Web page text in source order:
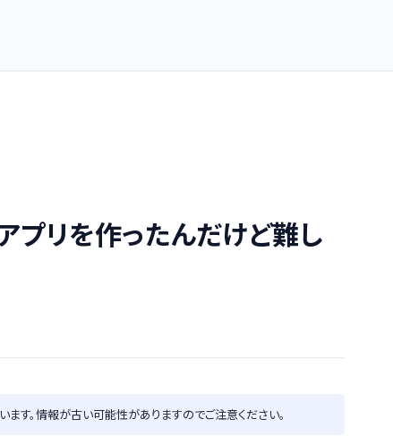
プリを作ったんだけど難し
す。情報が古い可能性がありますのでご注意ください。